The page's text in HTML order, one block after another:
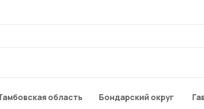
область Бондарский округ